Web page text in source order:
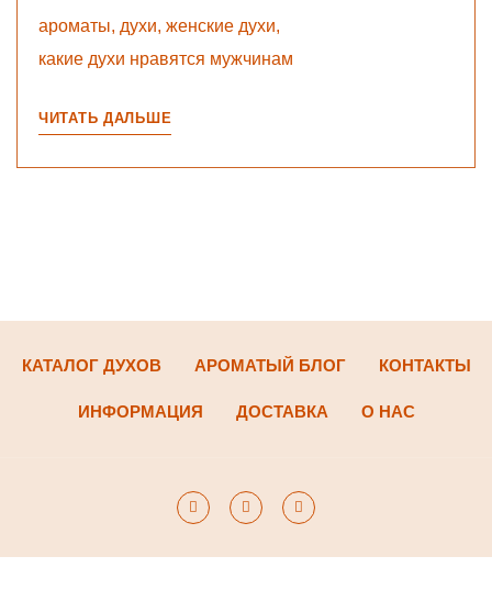
ароматы, духи, женские духи,
какие духи нравятся мужчинам
ЧИТАТЬ ДАЛЬШЕ
КАТАЛОГ ДУХОВ АРОМАТЫЙ БЛОГ КОНТАКТЫ
ИНФОРМАЦИЯ ДОСТАВКА О НАС